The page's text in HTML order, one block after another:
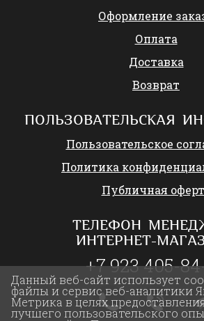
Оформление
Оплата
Доставка
Возврат
ПОЛЬЗОВАТЕЛЬСКАЯ
Пользовательское
Политика
Публичная
ТЕЛЕФОН
ИНТЕРНЕТ-
+7 923 405-
Данный веб-сайт использует
файлы и сервис веб-аналитики
Метрика в целях
лучшего пользовательского